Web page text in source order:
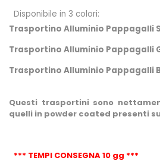
Disponibile in 3 colori:
Trasportino Alluminio Pappagalli
Trasportino Alluminio Pappagalli
Trasportino Alluminio Pappagalli
Questi trasportini sono
quelli in powder coated presenti
*** TEMPI CONSEGNA 10 gg ***